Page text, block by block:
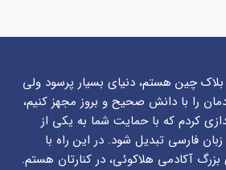
چین هستم، دنیای بسیار پرسود ولی
را با دانش صحیح و بروز مجهز کنیم،
کردم که با حمایت شما به یکی از
فارسی تبدیل شود. در این راه با
آکادمی هلاکوئی، در کنارتان هستم.